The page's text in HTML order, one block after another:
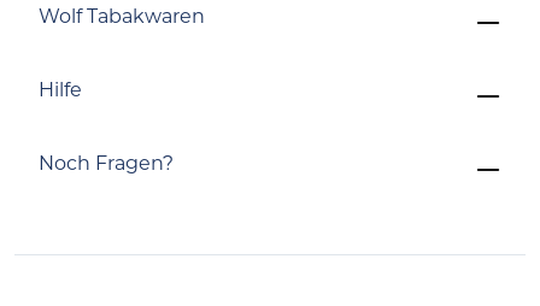
Noch Fragen?
Wolf Tabakwaren
Hilfe